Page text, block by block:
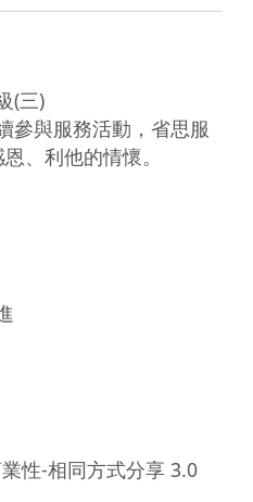
(三)
參與服務活動，省思服
、利他的情懷。
性-相同方式分享 3.0